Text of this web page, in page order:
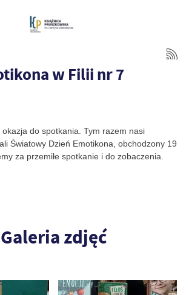
w Filii nr 7
do spotkania. Tym razem nasi
Światowy Dzień Emotikona, obchodzony 19
za przemiłe spotkanie i do zobaczenia.
Galeria zdjęć